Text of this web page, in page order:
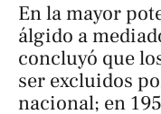
En la mayor
álgido a
concluyó que
ser excluidos
nacional; en